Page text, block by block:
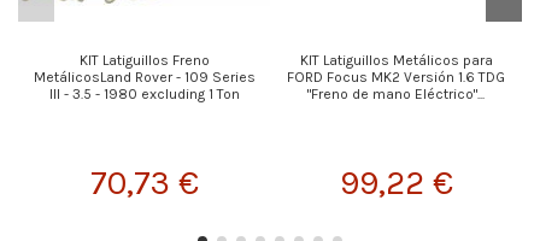
KIT Latiguillos Freno
MetálicosLand Rover - 109 Series
III - 3.5 - 1980 excluding 1 Ton
70,73 €
KIT Latiguillos Metálicos para
FORD Focus MK2 Versión 1.6 TDG
"Freno de mano Eléctrico"...
99,22 €